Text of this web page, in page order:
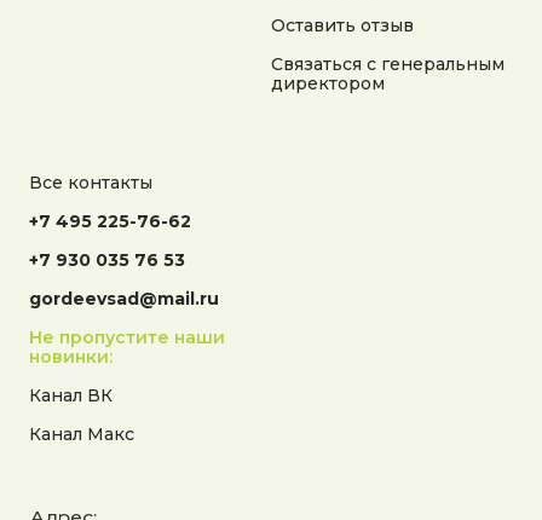
Оставить отзыв
Связаться с генеральным
директором
Все контакты
+7 495 225-76-62
+7 930 035 76 53
gordeevsad@mail.ru
Не пропустите наши
новинки:
Канал ВК
Канал Макс